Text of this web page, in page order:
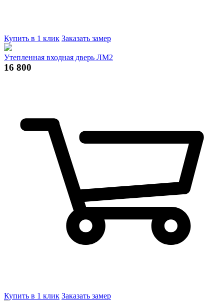
Купить в 1 клик Заказать замер
Утепленная входная дверь ЛМ2
16 800
Купить в 1 клик Заказать замер